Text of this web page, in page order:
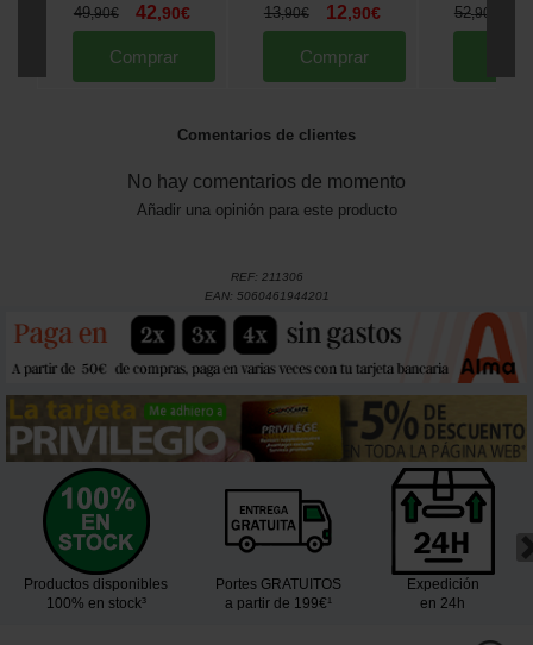
49,90€ 42,90€
Comprar
13,90€ 12,90€
Comprar
52,90
Comentarios de clientes
No hay comentarios de momento
Añadir una opinión para este producto
REF: 211306
EAN: 5060461944201
Productos disponibles
100% en stock³
Portes GRATUITOS
a partir de 199€¹
Expedición
en 24h